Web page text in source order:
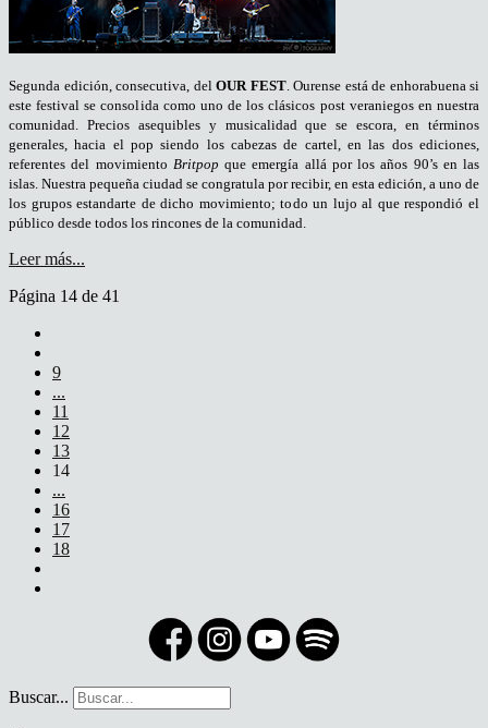
Segunda edición, consecutiva, del OUR FEST. Ourense está de enhorabuena si
este festival se consolida como uno de los clásicos post veraniegos en nuestra
comunidad. Precios asequibles y musicalidad que se escora, en términos
generales, hacia el pop siendo los cabezas de cartel, en las dos ediciones,
referentes del movimiento Britpop que emergía allá por los años 90’s en las
islas. Nuestra pequeña ciudad se congratula por recibir, en esta edición, a uno de
los grupos estandarte de dicho movimiento; todo un lujo al que respondió el
público desde todos los rincones de la comunidad.
Leer más...
Página 14 de 41
9
...
11
12
13
14
...
16
17
18
Buscar...